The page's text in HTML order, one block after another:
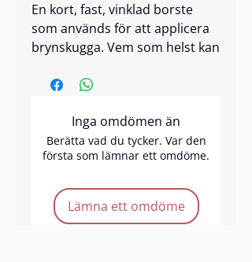
En kort, fast, vinklad borste
som används för att applicera
brynskugga. Vem som helst kan
superlättanvända penna för att
Använd borsten för att fylla i
och forma dina bryn och bygg
upp färgen med några drag.
Vegan
Cruelty Free
Inga omdömen än
Berätta vad du tycker. Var den
första som lämnar ett omdöme.
Lämna ett omdöme